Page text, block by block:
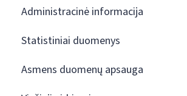
Administracinė informacija
Statistiniai duomenys
Asmens duomenų apsauga